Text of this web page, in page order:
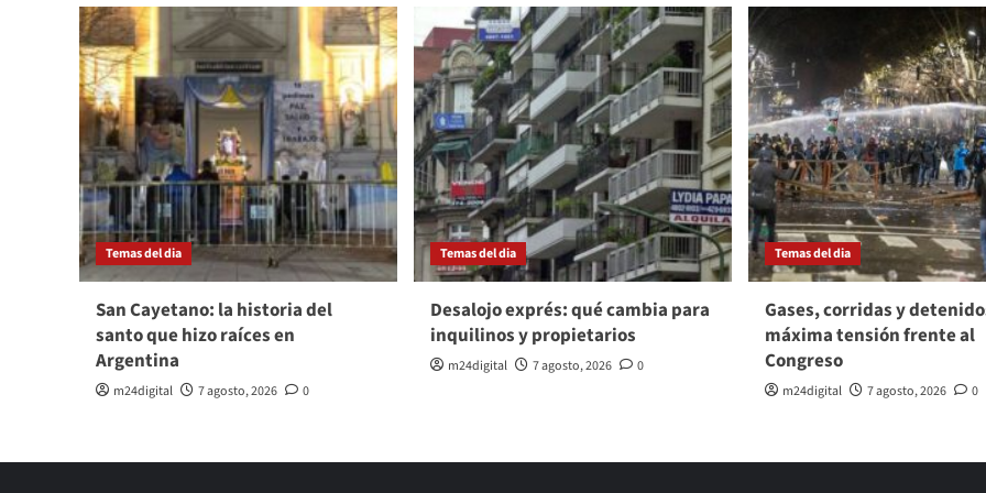
Temas del dia
San Cayetano: la historia del
santo que hizo raíces en
Argentina
m24digital 7 agosto, 2026 0
Temas del dia
Desalojo exprés: qué cambia para
inquilinos y propietarios
m24digital 7 agosto, 2026 0
Temas del dia
Gases, corridas y
máxima tensión frente al
Congreso
m24digital 7 agosto, 2026 0